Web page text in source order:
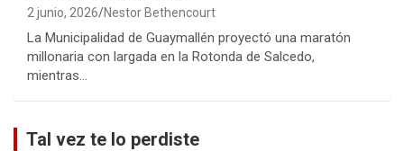
2 junio, 2026 Nestor Bethencourt
La Municipalidad de Guaymallén proyectó una maratón
millonaria con largada en la Rotonda de Salcedo,
mientras…
Tal vez te lo perdiste